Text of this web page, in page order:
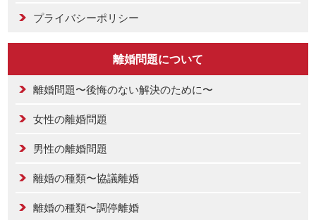
プライバシーポリシー
離婚問題について
離婚問題〜後悔のない解決のために〜
女性の離婚問題
男性の離婚問題
離婚の種類〜協議離婚
離婚の種類〜調停離婚